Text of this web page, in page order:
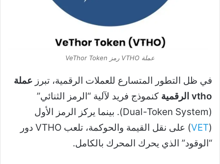
عملة VTHO رمز VeThor Token
في ظل التطور المتسارع للعملات الرقمية، تبرز عملة
vtho الرقمية
كنموذج فريد لآلية “الرمز الثنائي”
(Dual-Token System). بينما يركز الرمز الأول
(
VET
) على نقل القيمة والحوكمة، تلعب VTHO دور
“الوقود” الذي يحرك المحرك بالكامل.